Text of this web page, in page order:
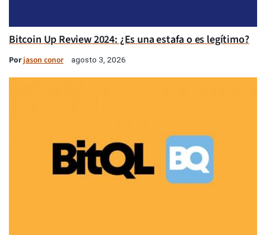
Bitcoin Up Review 2024: ¿Es una estafa o es legítimo?
Porjason conor agosto 3, 2026